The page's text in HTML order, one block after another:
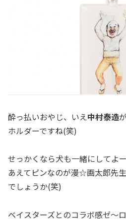
酔っ払いおやじ、いえ中村泰造
ホルダーですね(笑)
せっかくなら犬も一緒にしてよ
あえてピンなのが漫☆画太郎先
でしょうか(笑)
ベイスターズとのコラボ感ゼ～